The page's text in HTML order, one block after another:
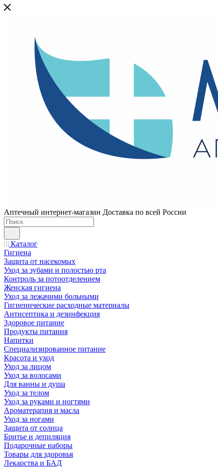
Аптечный интернет-магазин Доставка по всей России
Каталог
Гигиена
Защита от насекомых
Уход за зубами и полостью рта
Контроль за потоотделением
Женская гигиена
Уход за лежачими больными
Гигиенические расходные материалы
Антисептика и дезинфекция
Здоровое питание
Продукты питания
Напитки
Специализированное питание
Красота и уход
Уход за лицом
Уход за волосами
Для ванны и душа
Уход за телом
Уход за руками и ногтями
Ароматерапия и масла
Уход за ногами
Защита от солнца
Бритье и депиляция
Подарочные наборы
Товары для здоровья
Лекарства и БАД